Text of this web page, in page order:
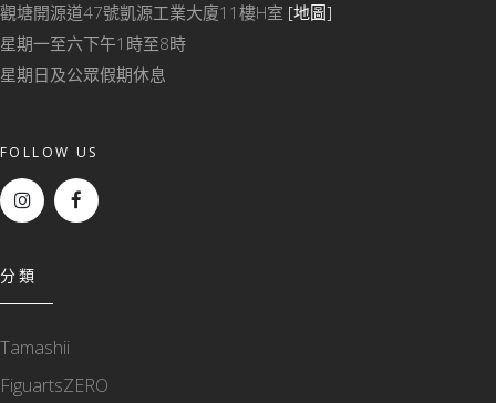
觀塘開源道47號凱源工業大廈11樓H室 [地圖]
星期一至六下午1時至8時
星期日及公眾假期休息
FOLLOW US
分類
Tamashii
FiguartsZERO